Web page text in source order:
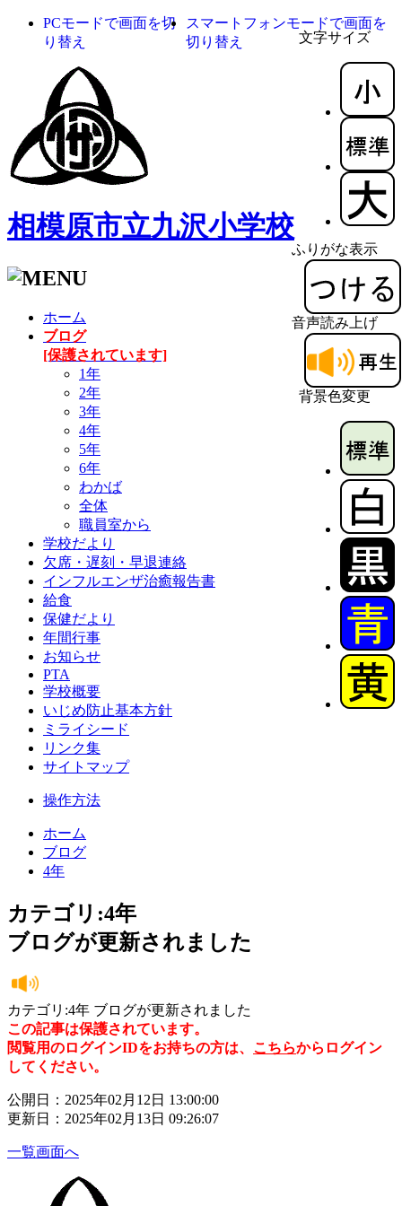
文字サイズ
ふりがな表示
音声読み上げ
背景色変更
PCモードで画面を切
り替え
スマートフォンモードで画面を
切り替え
相模原市立九沢小学校
ホーム
ブログ
[保護されています]
1年
2年
3年
4年
5年
6年
わかば
全体
職員室から
学校だより
欠席・遅刻・早退連絡
インフルエンザ治癒報告書
給食
保健だより
年間行事
お知らせ
PTA
学校概要
いじめ防止基本方針
ミライシード
リンク集
サイトマップ
操作方法
ホーム
ブログ
4年
カテゴリ:4年
ブログが更新されました
カテゴリ:4年 ブログが更新されました
この記事は保護されています。
閲覧用のログインIDをお持ちの方は、 こちらからログイン
してください。
公開日：2025年02月12日 13:00:00
更新日：2025年02月13日 09:26:07
一覧画面へ